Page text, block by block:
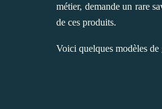
métier, demande un rare
de ces produits.
Voici quelques modèles